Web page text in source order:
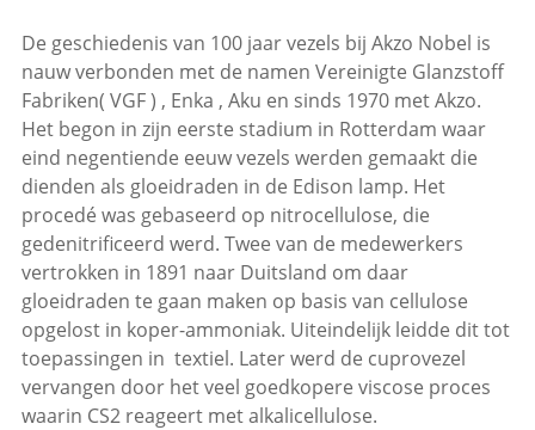
De geschiedenis van 100 jaar vezels bij Akzo Nobel is
nauw verbonden met de namen Vereinigte Glanzstoff
Fabriken( VGF ) , Enka , Aku en sinds 1970 met Akzo.
Het begon in zijn eerste stadium in Rotterdam waar
eind negentiende eeuw vezels werden gemaakt die
dienden als gloeidraden in de Edison lamp. Het
procedé was gebaseerd op nitrocellulose, die
gedenitrificeerd werd. Twee van de medewerkers
vertrokken in 1891 naar Duitsland om daar
gloeidraden te gaan maken op basis van cellulose
opgelost in koper-ammoniak. Uiteindelijk leidde dit tot
toepassingen in textiel. Later werd de cuprovezel
vervangen door het veel goedkopere viscose proces
waarin CS2 reageert met alkalicellulose.